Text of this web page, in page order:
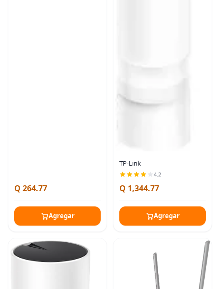
Q 264.77
Agregar
TP-Link
4.2
Q 1,344.77
Agregar